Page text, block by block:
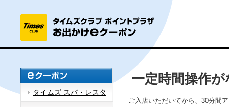
タイムズ スパ・レスタ
一定時間操作
ご入店いただいてから、30分間